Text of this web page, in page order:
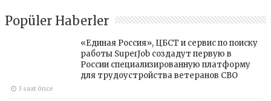
Popüler Haberler
«Единая Россия», ЦБСТ и сервис по поиску
работы SuperJob создадут первую в
России специализированную платформу
для трудоустройства ветеранов СВО
3 saat önce